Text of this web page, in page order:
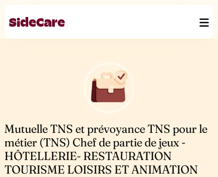
Mutuelle TNS et prévoyance TNS pour le
métier (TNS) Chef de partie de jeux -
HÔTELLERIE- RESTAURATION
TOURISME LOISIRS ET ANIMATION